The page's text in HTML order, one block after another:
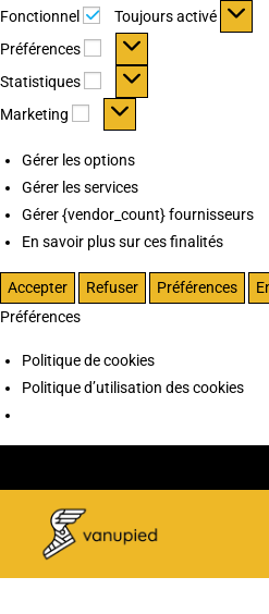
Fonctionnel Fonctionnel
Toujours activé
Préférences
Préférences
Statistiques Statistiques
Marketing Marketing
Gérer les options
Gérer les services
Gérer {vendor_count} fournisseurs
En savoir plus sur ces finalités
Accepter Refuser Préférences
Préférences
Politique de cookies
Politique d’utilisation des cookies